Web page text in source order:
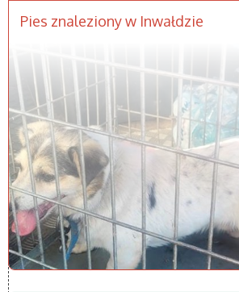
Pies znaleziony w Inwałdzie